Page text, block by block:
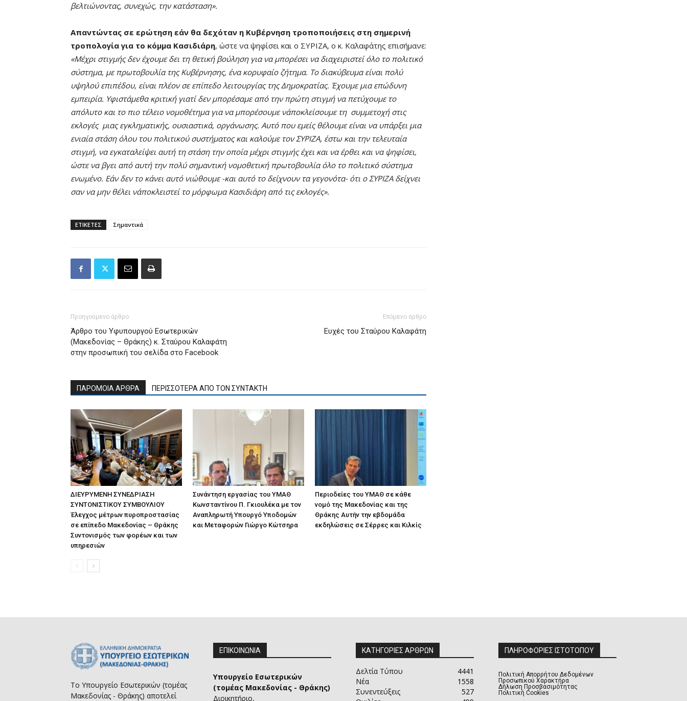
βελτιώνοντας, συνεχώς, την κατάσταση».
Απαντώντας σε ερώτηση εάν θα δεχόταν η Κυβέρνηση τροποποιήσεις στη σημερινή
τροπολογία για το κόμμα Κασιδιάρη, ώστε να ψηφίσει και ο ΣΥΡΙΖΑ, ο κ. Καλαφάτης επισήμανε:
«Μέχρι στιγμής δεν έχουμε δει τη θετική βούληση για να μπορέσει να διαχειριστεί όλο το πολιτικό
σύστημα, με πρωτοβουλία της Κυβέρνησης, ένα κορυφαίο ζήτημα. Το διακύβευμα είναι πολύ
υψηλού επιπέδου, είναι πλέον σε επίπεδο λειτουργίας της Δημοκρατίας. Έχουμε μια επώδυνη
εμπειρία. Υφιστάμεθα κριτική γιατί δεν μπορέσαμε από την πρώτη στιγμή να πετύχουμε το
απόλυτο και το πιο τέλειο νομοθέτημα για να μπορέσουμε ν΄αποκλείσουμε τη συμμετοχή στις
εκλογές μιας εγκληματικής, ουσιαστικά, οργάνωσης. Αυτό που εμείς θέλουμε είναι να υπάρξει μια
ενιαία στάση όλου του πολιτικού συστήματος και καλούμε τον ΣΥΡΙΖΑ, έστω και την τελευταία
στιγμή, να εγκαταλείψει αυτή τη στάση την οποία μέχρι στιγμής έχει και να έρθει και να ψηφίσει,
ώστε να βγει από αυτή την πολύ σημαντική νομοθετική πρωτοβουλία όλο το πολιτικό σύστημα
ενωμένο. Εάν δεν το κάνει αυτό νιώθουμε -και αυτό το δείχνουν τα γεγονότα- ότι ο ΣΥΡΙΖΑ δείχνει
σαν να μην θέλει ν΄αποκλειστεί το μόρφωμα Κασιδιάρη από τις εκλογές».
ΕΤΙΚΕΤΕΣ Σημαντικά
Προηγούμενο άρθρο
Άρθρο του Υφυπουργού Εσωτερικών
(Μακεδονίας – Θράκης) κ. Σταύρου Καλαφάτη
στην προσωπική του σελίδα στο Facebook
Επόμενο άρθρο
Ευχές του Σταύρου Καλαφάτη
ΠΑΡΟΜΟΙΑ ΑΡΘΡΑ ΠΕΡΙΣΣΟΤΕΡΑ ΑΠΟ ΤΟΝ ΣΥΝΤΑΚΤΗ
ΔΙΕΥΡΥΜΕΝΗ ΣΥΝΕΔΡΙΑΣΗ
ΣΥΝΤΟΝΙΣΤΙΚΟΥ ΣΥΜΒΟΥΛΙΟΥ
Έλεγχος μέτρων πυροπροστασίας
σε επίπεδο Μακεδονίας – Θράκης
Συντονισμός των φορέων και των
υπηρεσιών
Συνάντηση εργασίας του ΥΜΑΘ
Κωνσταντίνου Π. Γκιουλέκα με τον
Αναπληρωτή Υπουργό Υποδομών
και Μεταφορών Γιώργο Κώτσηρα
Περιοδείες του ΥΜΑΘ σε κάθε
νομό της Μακεδονίας και της
Θράκης Αυτήν την εβδομάδα
εκδηλώσεις σε Σέρρες και Κιλκίς
Το Υπουργείο Εσωτερικών (τομέας
Μακεδονίας - Θράκης) αποτελεί
ΕΠΙΚΟΙΝΩΝΙΑ
Υπουργείο Εσωτερικών
(τομέας Μακεδονίας - Θράκης)
Διοικητήριο,
ΚΑΤΗΓΟΡΙΕΣ ΑΡΘΡΩΝ
Δελτία Τύπου
4441
Νέα
1558
Συνεντεύξεις
527
ΠΛΗΡΟΦΟΡΙΕΣ ΙΣΤΟΤΟΠΟΥ
Πολιτική Απορρήτου Δεδομένων
Προσωπικού Χαρακτήρα
Δήλωση Προσβασιμότητας
Πολιτική Cookies